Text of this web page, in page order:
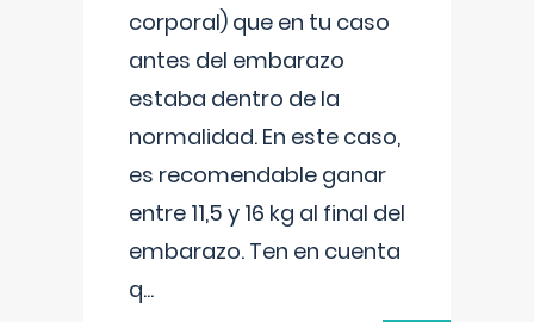
corporal) que en tu caso
antes del embarazo
estaba dentro de la
normalidad. En este caso,
es recomendable ganar
entre 11,5 y 16 kg al final del
embarazo. Ten en cuenta
q...